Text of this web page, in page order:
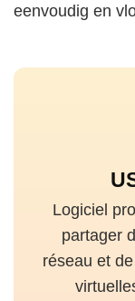
eenvoudig en
Logiciel
partager
réseau et